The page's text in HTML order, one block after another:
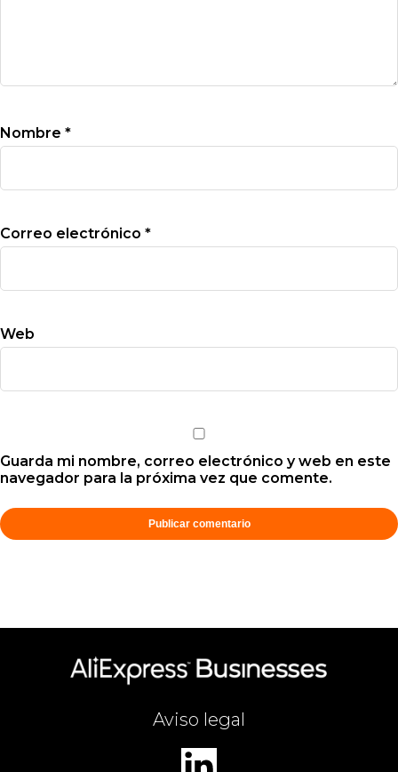
Nombre *
Correo electrónico *
Web
Guarda mi nombre, correo electrónico y web en este
navegador para la próxima vez que comente.
Aviso legal